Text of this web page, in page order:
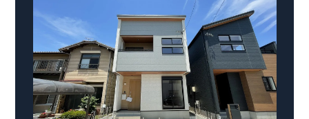
そのほかの魅力として、住宅ローン金利優遇、固定資産税の減
税、中古市場での売却時にも有利です。
住宅性能評価ダブル
もっと詳しく 「設計」と「建設」のダブルで性
能を評価されています！図面を第三者機関へ提出します。外部
評価委員が建設中に3回、竣工時に
回の現場検査が行われま
す。構造の安定・劣化の軽減・維持管理への配慮・温熱環境・
エネルギー消費量の必須4 分野、空気環境で、最高等級取得！ ■
耐震等級3 もっと詳しく
東栄住宅の建物は、国が定めた耐
震最高等級3を取得。建築基準法に定められた、｢数百年に一度
当社こだわりの空間アイディアをショート動画 で
ご紹介しています。